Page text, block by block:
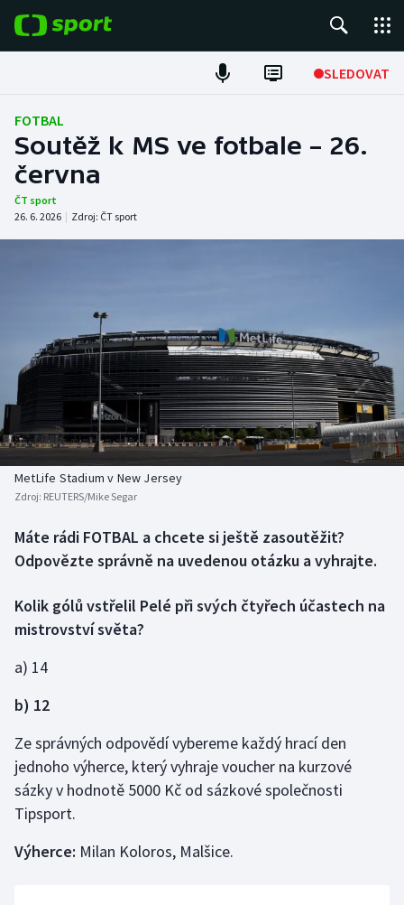
SLEDOVAT
Fotbal
Hokej
Tenis
Atletika
DALŠÍ SPORTY
Americký fotbal
Baseball a softbal
Basketbal
Biatlon
Boby a skeleton
Curling
Dostihy
Futsal
Golf
Gymnastika
NEPŘEHLÉDNĚTE
Soutěže
Historické návraty
Aplikace ČT sport
AZ kvíz
FOTBAL
Soutěž k MS ve fotbale – 26.
června
ČT sport
26. 6. 2026 | Zdroj: ČT sport
MetLife Stadium v New Jersey
Zdroj: REUTERS/Mike Segar
Máte rádi FOTBAL a chcete si ještě zasoutěžit?
Odpovězte správně na uvedenou otázku a vyhrajte.
Kolik gólů vstřelil Pelé při svých čtyřech účastech na
mistrovství světa?
a) 14
b) 12
Ze správných odpovědí vybereme každý hrací den
jednoho výherce, který vyhraje voucher na kurzové
sázky v hodnotě 5000 Kč od sázkové společnosti
Tipsport.
Výherce: Milan Koloros, Malšice.